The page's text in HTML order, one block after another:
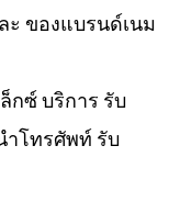
ของแบรนด์เนม
กซ์ บริการ รับ
ำโทรศัพท์ รับ